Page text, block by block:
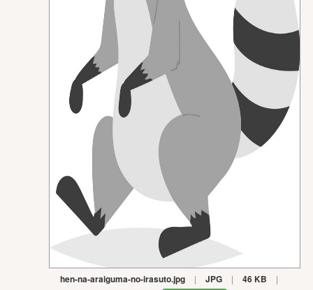
hen-na-araiguma-no-irasuto.jpg | JPG | 46 KB |